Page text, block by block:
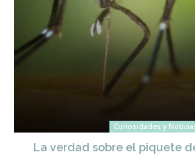
Curiosidades y
La verdad sobre el piquete